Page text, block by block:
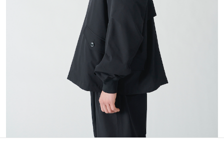
#FASHION
#SNEAKER #OUTDOOR
#HANDSOME HANDBOOK